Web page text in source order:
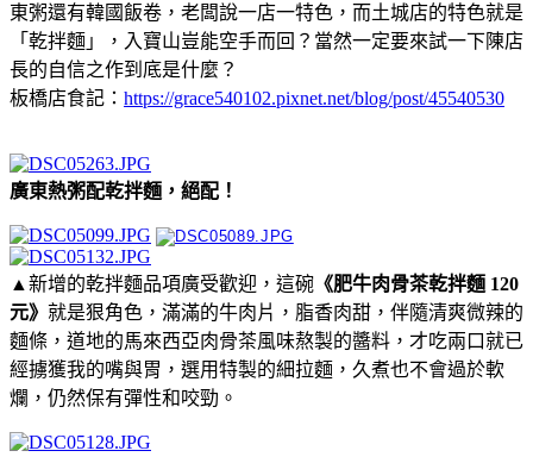
東粥還有韓國飯卷，老闆說一店一特色，而土城店的特色就是
「乾拌麵」，入寶山豈能空手而回？當然一定要來試一下陳店
長的自信之作到底是什麼？
板橋店食記： https://grace540102.pixnet.net/blog/post/45540530
廣東熱粥配乾拌麵，絕配！
▲新增的乾拌麵品項廣受歡迎，這碗 《肥牛肉骨茶乾拌麵 120
元》 就是狠角色，滿滿的牛肉片，脂香肉甜，伴隨清爽微辣的
麵條，道地的馬來西亞肉骨茶風味熬製的醬料，才吃兩口就已
經擄獲我的嘴與胃，選用特製的細拉麵，久煮也不會過於軟
爛，仍然保有彈性和咬勁。